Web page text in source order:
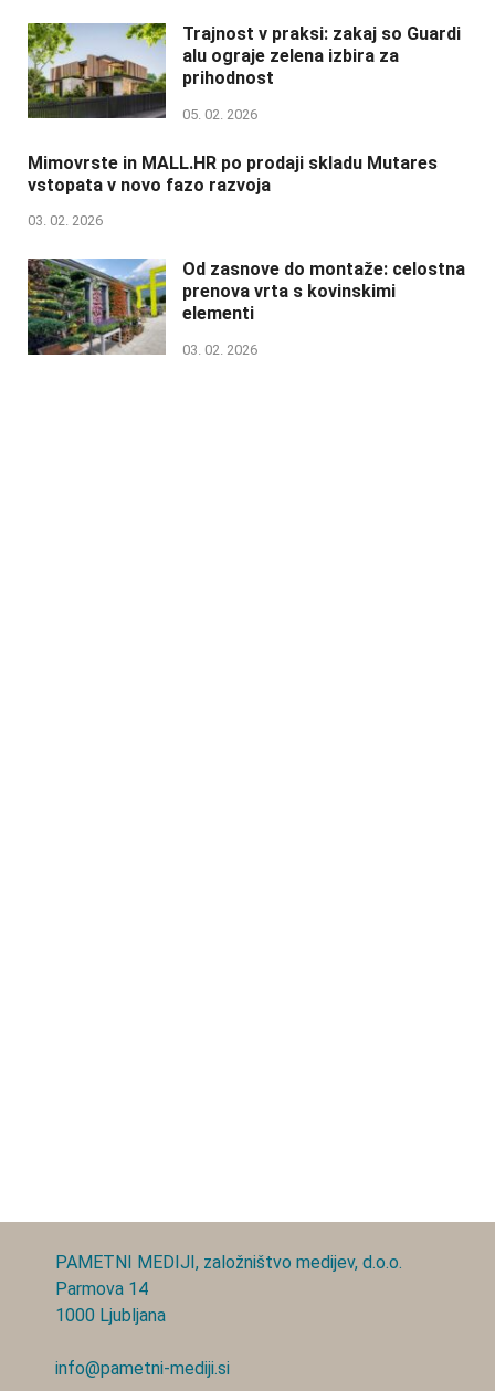
Trajnost v praksi: zakaj so Guardi
alu ograje zelena izbira za
prihodnost
05. 02. 2026
Mimovrste in MALL.HR po prodaji skladu Mutares
vstopata v novo fazo razvoja
03. 02. 2026
Od zasnove do montaže: celostna
prenova vrta s kovinskimi
elementi
03. 02. 2026
PAMETNI MEDIJI, založništvo medijev, d.o.o.
Parmova 14
1000 Ljubljana
info@pametni-mediji.si